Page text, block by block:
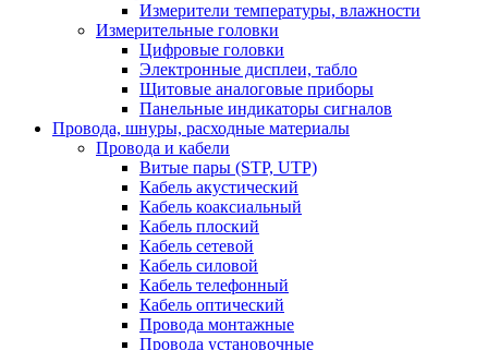
Измерители температуры, влажности
Измерительные головки
Цифровые головки
Электронные дисплеи, табло
Щитовые аналоговые приборы
Панельные индикаторы сигналов
Провода, шнуры, расходные материалы
Провода и кабели
Витые пары (STP, UTP)
Кабель акустический
Кабель коаксиальный
Кабель плоский
Кабель сетевой
Кабель силовой
Кабель телефонный
Кабель оптический
Провода монтажные
Провода установочные